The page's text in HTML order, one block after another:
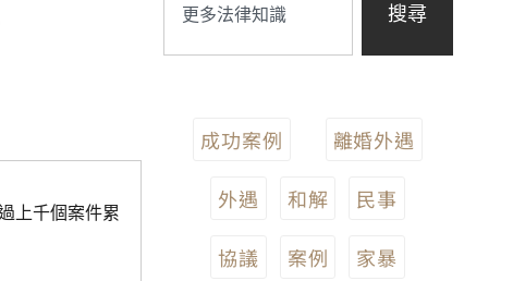
上千個案件累
搜尋
成功案例 離婚外遇
外遇 和解 民事
協議 案例 家暴